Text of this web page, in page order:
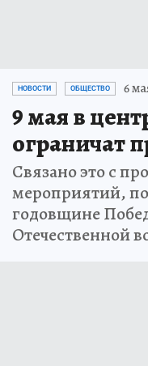
НОВОСТИ ОБЩЕСТВО 6
9 мая в
ограничат
Связано это с
мероприятий,
годовщине
Отечественной